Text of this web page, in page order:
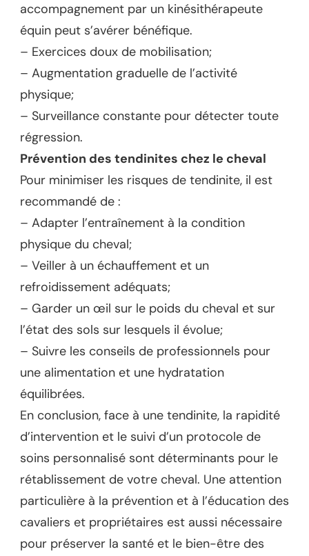
accompagnement par un kinésithérapeute
équin peut s’avérer bénéfique.
– Exercices doux de mobilisation;
– Augmentation graduelle de l’activité
physique;
– Surveillance constante pour détecter toute
régression.
Prévention des tendinites chez le cheval
Pour minimiser les risques de tendinite, il est
recommandé de :
– Adapter l’entraînement à la condition
physique du cheval;
– Veiller à un échauffement et un
refroidissement adéquats;
– Garder un œil sur le poids du cheval et sur
l’état des sols sur lesquels il évolue;
– Suivre les conseils de professionnels pour
une alimentation et une hydratation
équilibrées.
En conclusion, face à une tendinite, la rapidité
d’intervention et le suivi d’un protocole de
soins personnalisé sont déterminants pour le
rétablissement de votre cheval. Une attention
particulière à la prévention et à l’éducation des
cavaliers et propriétaires est aussi nécessaire
pour préserver la santé et le bien-être des